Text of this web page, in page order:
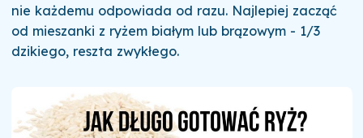
nie każdemu odpowiada od razu. Najlepiej zacząć
od mieszanki z ryżem białym lub brązowym - 1/3
dzikiego, reszta zwykłego.